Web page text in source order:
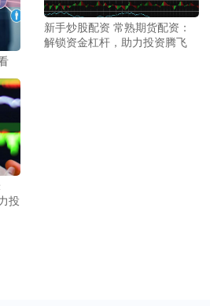
新手炒股配资 常熟期货配资：
解锁资金杠杆，助力投资腾飞
投